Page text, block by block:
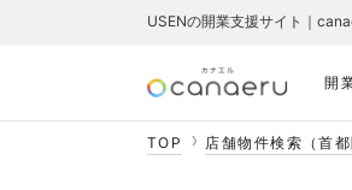
開
USENの開業支援サイト｜
TOP 店舗物件検索（首都